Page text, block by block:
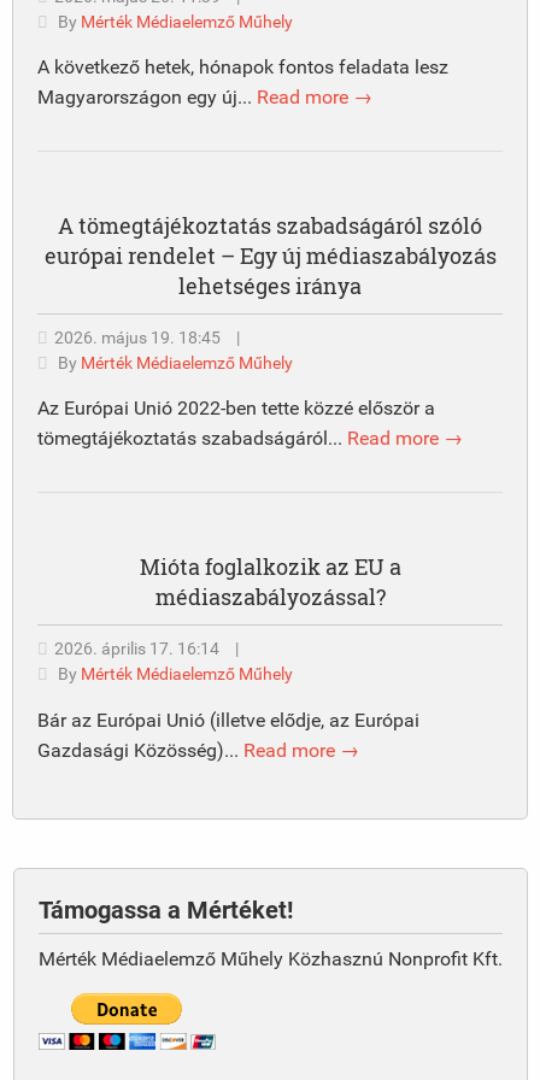
By Mérték Médiaelemző Műhely
A következő hetek, hónapok fontos feladata lesz
Magyarországon egy új... Read more →
A tömegtájékoztatás szabadságáról szóló
európai rendelet – Egy új médiaszabályozás
lehetséges iránya
2026. május 19. 18:45
|
By Mérték Médiaelemző Műhely
Az Európai Unió 2022-ben tette közzé először a
tömegtájékoztatás szabadságáról... Read more →
Mióta foglalkozik az EU a
médiaszabályozással?
2026. április 17. 16:14
By Mérték Médiaelemző Műhely
Bár az Európai Unió (illetve elődje, az Európai
Gazdasági Közösség)... Read more →
Támogassa a Mértéket!
Mérték Médiaelemző Műhely Közhasznú Nonprofit Kft.